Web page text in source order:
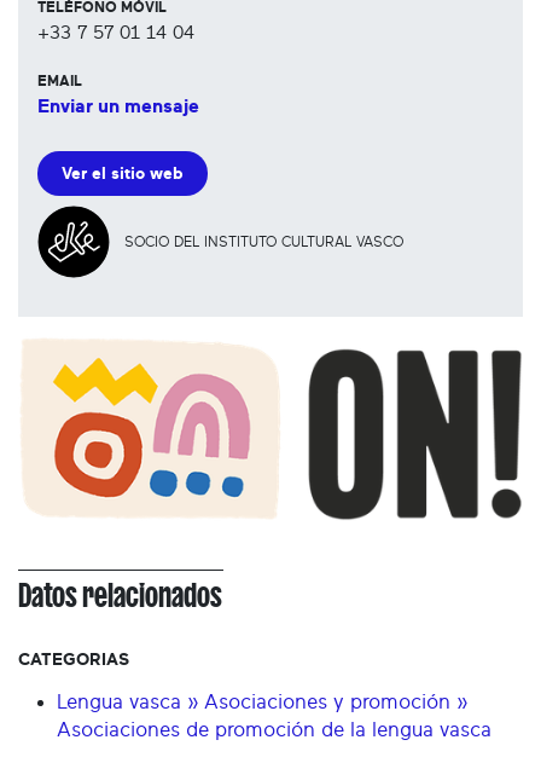
TELÉFONO MÓVIL
+33 7 57 01 14 04
EMAIL
Enviar un mensaje
Ver el sitio web
SOCIO DEL INSTITUTO CULTURAL VASCO
Datos relacionados
CATEGORIAS
Lengua vasca » Asociaciones y promoción »
Asociaciones de promoción de la lengua vasca